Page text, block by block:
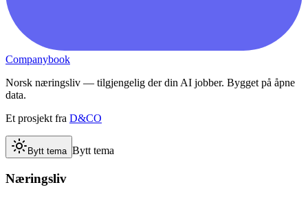
Companybook
Norsk næringsliv — tilgjengelig der din AI jobber. Bygget på åpne
data.
Et prosjekt fra D&CO
Bytt tema Bytt tema
Næringsliv